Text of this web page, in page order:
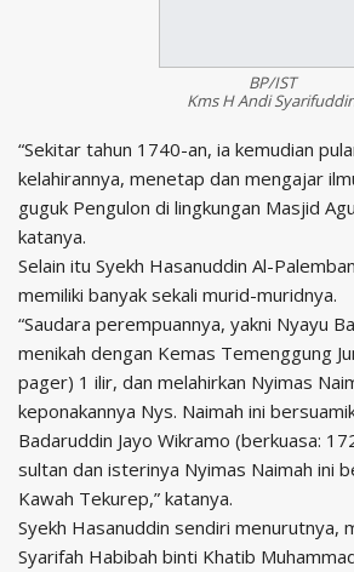
BP/IST
Kms H Andi
“Sekitar tahun 1740-an, ia kemudian
kelahirannya, menetap dan mengajar
guguk Pengulon di lingkungan Masjid
katanya.
Selain itu Syekh Hasanuddin Al-
memiliki banyak sekali murid-muridnya.
“Saudara perempuannya, yakni Nyayu
menikah dengan Kemas Temenggung
pager) 1 ilir, dan melahirkan Nyimas
keponakannya Nys. Naimah ini
Badaruddin Jayo Wikramo (berkuasa:
sultan dan isterinya Nyimas Naimah ini
Kawah Tekurep,” katanya.
Syekh Hasanuddin sendiri menurutnya,
Syarifah Habibah binti Khatib